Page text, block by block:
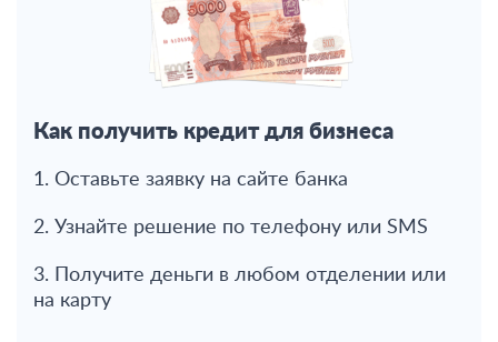
Как получить кредит для бизнеса
1. Оставьте заявку на сайте банка
2. Узнайте решение по телефону или SMS
3. Получите деньги в любом отделении или
на карту